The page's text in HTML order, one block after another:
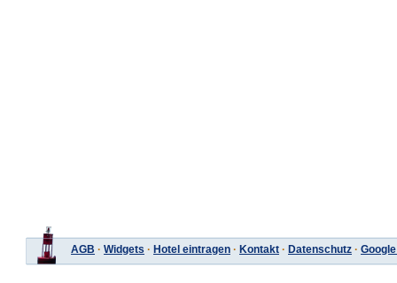
AGB · Widgets · Hotel eintragen · Kontakt · Datenschutz ·